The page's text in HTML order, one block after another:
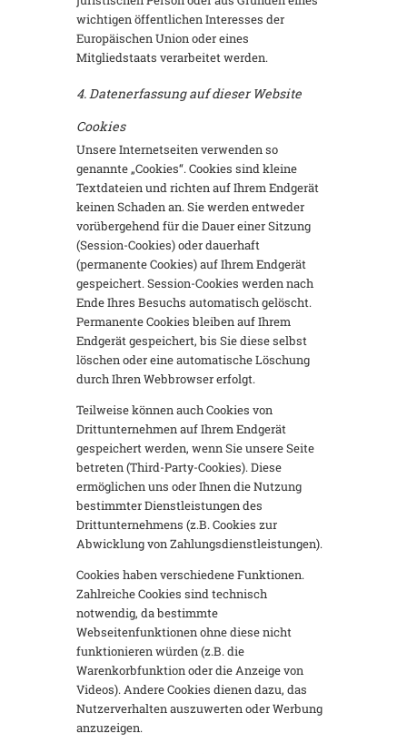
wichtigen öffentlichen Interesses der
Europäischen Union oder eines
Mitgliedstaats verarbeitet werden.
4. Datenerfassung auf dieser Website
Cookies
Unsere Internetseiten verwenden so
genannte „Cookies“. Cookies sind kleine
Textdateien und richten auf Ihrem Endgerät
keinen Schaden an. Sie werden entweder
vorübergehend für die Dauer einer Sitzung
(Session-Cookies) oder dauerhaft
(permanente Cookies) auf Ihrem Endgerät
gespeichert. Session-Cookies werden nach
Ende Ihres Besuchs automatisch gelöscht.
Permanente Cookies bleiben auf Ihrem
Endgerät gespeichert, bis Sie diese selbst
löschen oder eine automatische Löschung
durch Ihren Webbrowser erfolgt.
Teilweise können auch Cookies von
Drittunternehmen auf Ihrem Endgerät
gespeichert werden, wenn Sie unsere Seite
betreten (Third-Party-Cookies). Diese
ermöglichen uns oder Ihnen die Nutzung
bestimmter Dienstleistungen des
Drittunternehmens (z.B. Cookies zur
Abwicklung von Zahlungsdienstleistungen).
Cookies haben verschiedene Funktionen.
Zahlreiche Cookies sind technisch
notwendig, da bestimmte
Webseitenfunktionen ohne diese nicht
funktionieren würden (z.B. die
Warenkorbfunktion oder die Anzeige von
Videos). Andere Cookies dienen dazu, das
Nutzerverhalten auszuwerten oder Werbung
anzuzeigen.